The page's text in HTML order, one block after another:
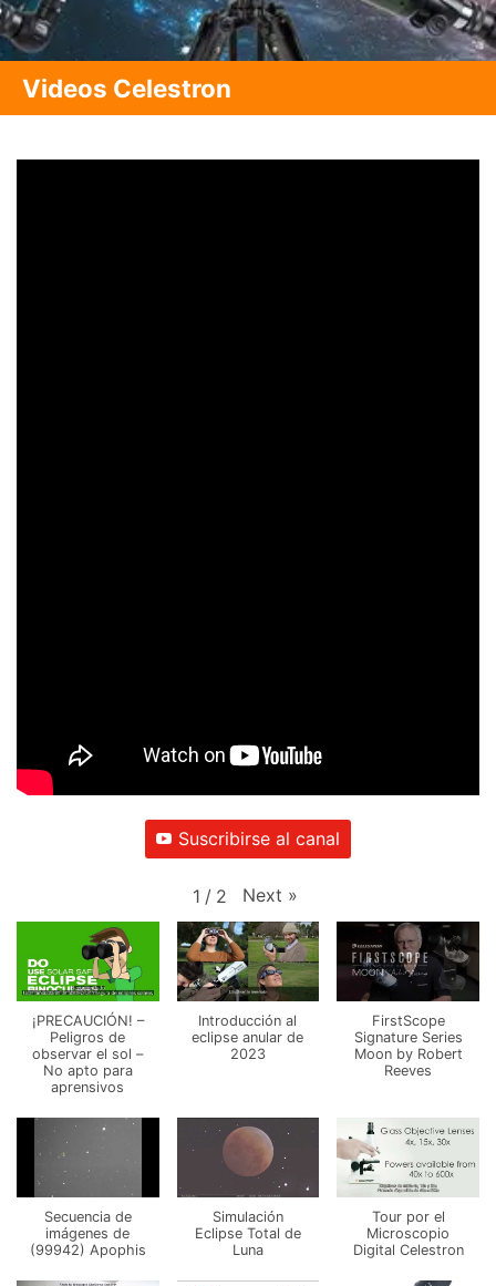
Videos Celestron
Suscribirse al canal
1 / 2 Next »
¡PRECAUCIÓN! –
Peligros de
observar el sol –
No apto para
aprensivos
Introducción al
eclipse anular de
2023
FirstScope
Signature Series
Moon by Robert
Reeves
Secuencia de
imágenes de
(99942) Apophis
Simulación
Eclipse Total de
Luna
Tour por el
Microscopio
Digital Celestron